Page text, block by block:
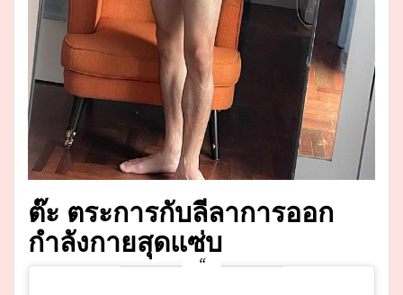
ต๊ะ ตระการกับลีลาการออก
กำลังกายสุดแซ่บ